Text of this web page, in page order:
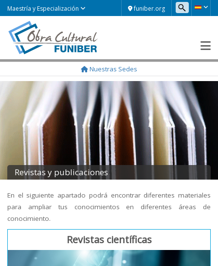
funiber.org
Maestría y Especialización
Nuestras Sedes
Revistas y publicaciones
En el siguiente apartado podrá encontrar diferentes materiales
para ampliar tus conocimientos en diferentes áreas de
conocimiento.
Revistas científicas